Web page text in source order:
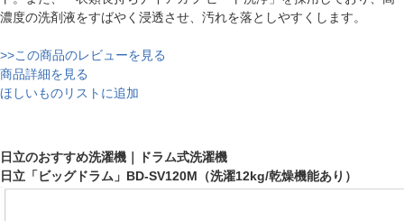
濃度の洗剤液をすばやく浸透させ、汚れを落としやすくします。
>>この商品のレビューを見る
商品詳細を見る
ほしいものリストに追加
日立のおすすめ洗濯機｜ドラム式洗濯機
日立「ビッグドラム」BD-SV120M（洗濯12kg/乾燥機能あり）